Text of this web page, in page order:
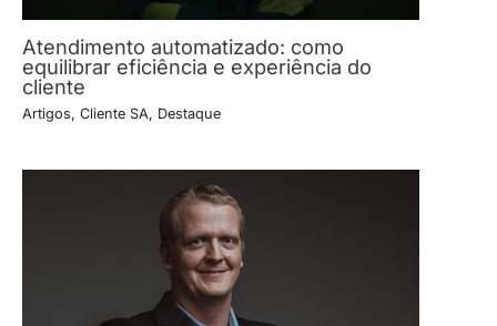
Atendimento automatizado: como
equilibrar eficiência e experiência do
cliente
Artigos, Cliente SA, Destaque